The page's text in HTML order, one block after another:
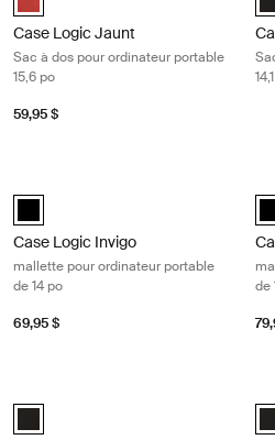
Case Logic Jaunt
Sac à dos pour ordinateur portable
15,6 po
59,95 $
black (selected)
Case Logic Invigo
mallette pour ordinateur portable
de 14 po
69,95 $
de
Case Logic Notion 14" TSA Briefcase